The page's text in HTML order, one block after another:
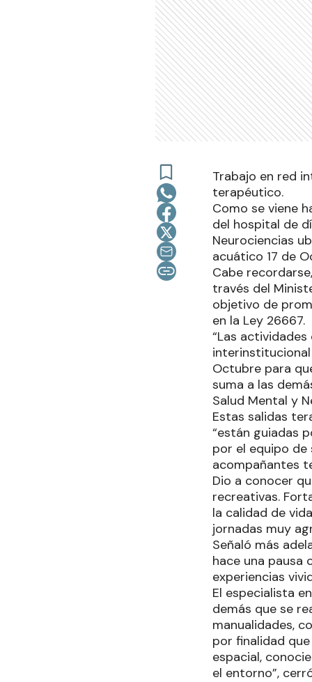
Trabajo en red
terapéutico.
Como se viene
del hospital de
Neurociencias
acuático 17 de
Cabe
través del
objetivo de
en la Ley 26667.
“Las
Octubre para
suma a las
Salud Mental y
Estas salidas
“están guiadas
por el equipo de
acompañantes
Dio a conocer
recreativas.
la calidad de
jornadas muy
Señaló más
hace una pausa
experiencias
El especialista
demás que se
manualidades,
por finalidad
espacial,
el entorno”,